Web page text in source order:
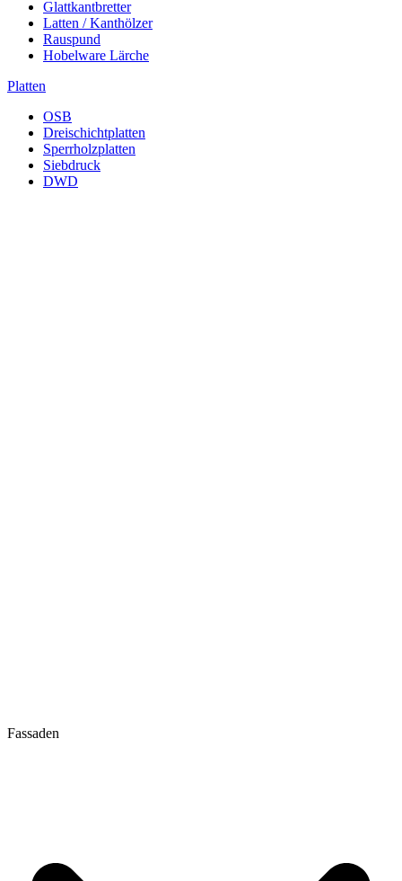
Glattkantbretter
Latten / Kanthölzer
Rauspund
Hobelware Lärche
Platten
OSB
Dreischichtplatten
Sperrholzplatten
Siebdruck
DWD
Fassaden